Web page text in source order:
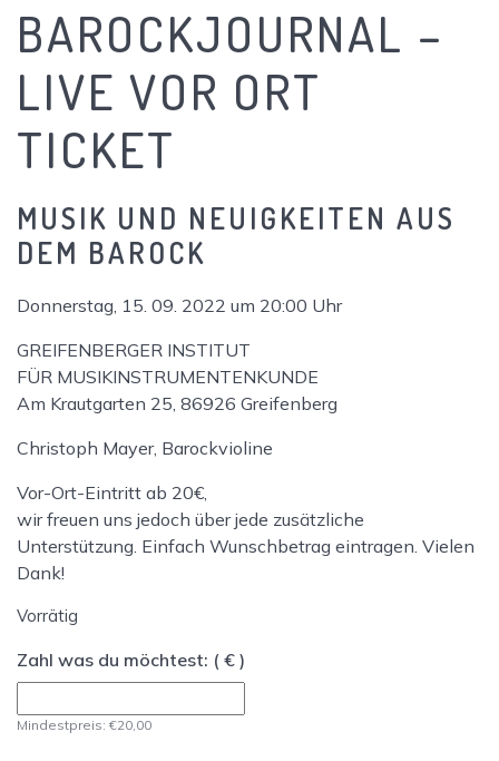
BAROCKJOURNAL –
LIVE VOR ORT
TICKET
MUSIK UND NEUIGKEITEN AUS
DEM BAROCK
Donnerstag, 15. 09. 2022 um 20:00 Uhr
GREIFENBERGER INSTITUT
FÜR MUSIKINSTRUMENTENKUNDE
Am Krautgarten 25, 86926 Greifenberg
Christoph Mayer, Barockvioline
Vor-Ort-Eintritt ab 20€,
wir freuen uns jedoch über jede zusätzliche
Unterstützung. Einfach Wunschbetrag eintragen. Vielen
Dank!
Vorrätig
Zahl was du möchtest: ( € )
Mindestpreis: €20,00